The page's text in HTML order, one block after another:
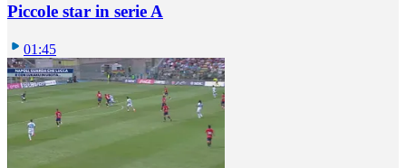
Piccole star in serie A
01:45